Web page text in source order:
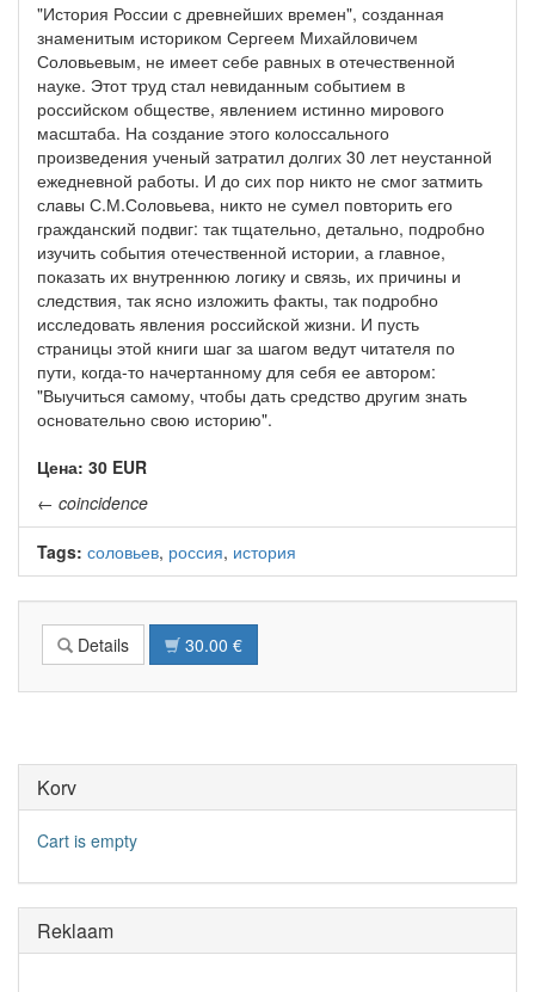
"История России с древнейших времен", созданная
знаменитым историком Сергеем Михайловичем
Соловьевым, не имеет себе равных в отечественной
науке. Этот труд стал невиданным событием в
российском обществе, явлением истинно мирового
масштаба. На создание этого колоссального
произведения ученый затратил долгих 30 лет неустанной
ежедневной работы. И до сих пор никто не смог затмить
славы С.М.Соловьева, никто не сумел повторить его
гражданский подвиг: так тщательно, детально, подробно
изучить события отечественной истории, а главное,
показать их внутреннюю логику и связь, их причины и
следствия, так ясно изложить факты, так подробно
исследовать явления российской жизни. И пусть
страницы этой книги шаг за шагом ведут читателя по
пути, когда-то начертанному для себя ее автором:
"Выучиться самому, чтобы дать средство другим знать
основательно свою историю".
Цена: 30 EUR
← coincidence
Tags: соловьев, россия, история
Details 30.00 €
Korv
Cart is empty
Reklaam